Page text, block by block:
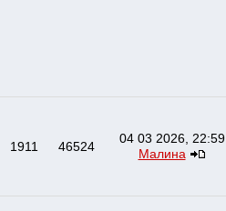
1911 46524
04 03 2026, 22:59
Малина